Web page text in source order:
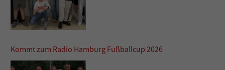
Kommt zum Radio Hamburg Fußballcup 2026